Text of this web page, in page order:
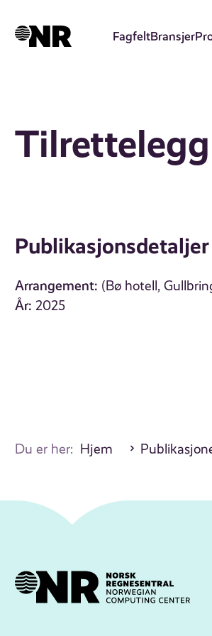
hovedinnhold
FagfeltBransjer
Publikasjonsdetaljer
Arrangement: (Bø hotell,
År: 2025
Du er her: Hjem